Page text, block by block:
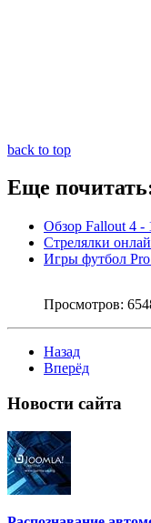
back to top
Еще
Обзор Fallout 4 -
Стрелялки
Игры футбол
Просмотров:
Назад
Вперёд
Новости сайта